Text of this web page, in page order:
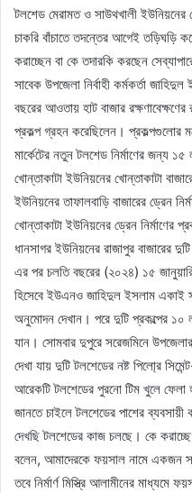
টলশেড মেরামত ও সাউথখালী
চাকরি বাঁচাতে তদন্তের আগেই
করাচ্ছেন বা কে তদারকি করছেন
সাবেক উপজেলা নির্বাহী কর্মকর্তা
বছরের আওতায় হাট বাজার
প্রকল্প গ্রহন করেছিলেন। প্রকল্পগুলোর
মার্কেটের নতুন টলশেড নির্মাণের জন্য
খোন্তাকাটা ইউনিয়নের খোন্তাকাটা
ইউনিয়নের তাফালবাড়ি বাজারের ড্রেন
খোন্তাকাটা ইউনিয়নের ড্রেন নির্মাণের
ধানসাগর ইউনিয়নের রাজাপুর বাজারের
এর পর চলতি বছরের (২০২৪) ১৫ জানুয়ারি
হিসেবে ইউএনও জাহিদুল ইসলাম একাই
অনুমোদন দেখান। পরে দুটি প্রকল্পের
যান। সোমবার দুপুরে সরেজমিনে
দেখা যায় দুটি টলশেডের নষ্ট পিলা্ের
আরেকটি টলশেডের পুরনো টিম খুলে
জানতে চাইলে টলশেডের পাশের
দেখছি টলশেডের কাজ চলছে। কে করাচ্ছে
বলেন, আমাদেরকে ফয়সাল নামে একজন
তবে নির্মার্ণ মিস্ত্রি আলামীনের মাধ্যমে